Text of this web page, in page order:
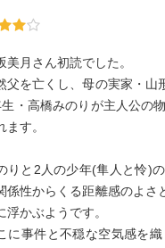
彩坂美月さんの代表作とも
、表紙一杯に咲き誇る向日
。しかし、興味は沸いて
さんの作品を三作読むと
んなこの作品には、〈解説
ほど自然の中に多感な思い
った(いや出来なくなった
人の少女の内面と、過ぎ
のか、味のマルジュウを始
たか。
格900円
錯覚に陥ってしまった。
、事件の真相に切なさしか
月さん初読でした。
を亡くし、母の実家・山
・高橋みのりが主人公の
ます。
りと2人の少年(隼人と怜)
係性からくる距離感のよさ
浮かぶようです。
に事件と不穏な空気感を織